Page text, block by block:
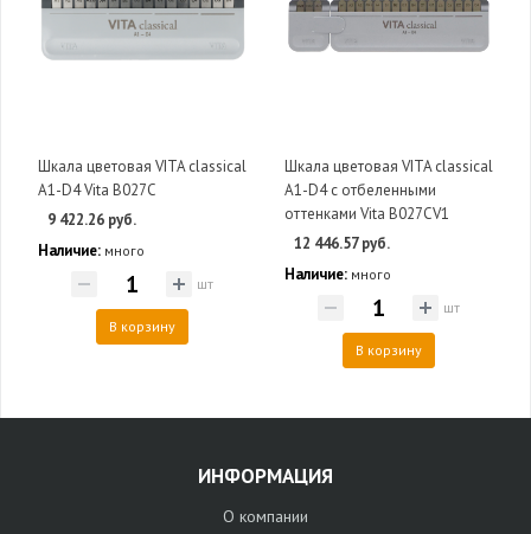
Шкала цветовая VITA classical
A1-D4 Vita B027C
9 422.26 руб.
Наличие: много
шт
В корзину
Шкала цветовая VITA classical
A1-D4 с отбеленными
оттенками Vita B027CV1
12 446.57 руб.
Наличие: много
шт
В корзину
ИНФОРМАЦИЯ
О компании